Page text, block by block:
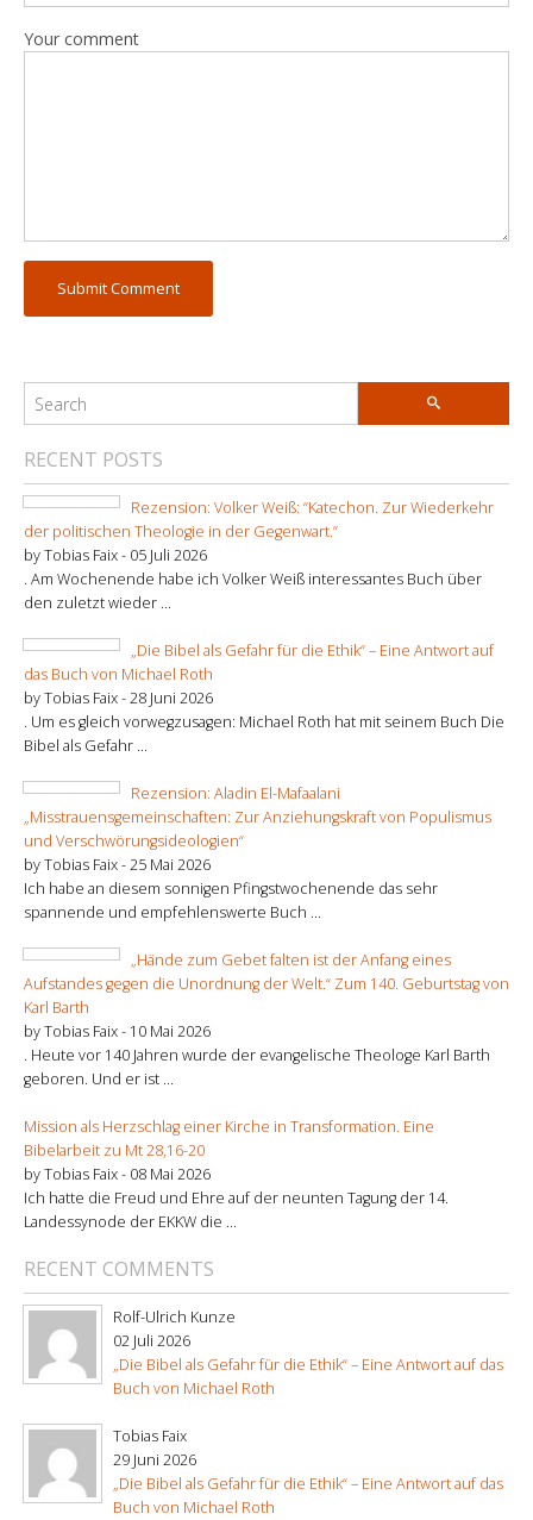
Your comment
RECENT POSTS
Rezension: Volker Weiß: “Katechon. Zur Wiederkehr
der politischen Theologie in der Gegenwart.”
by Tobias Faix - 05 Juli 2026
. Am Wochenende habe ich Volker Weiß interessantes Buch über
den zuletzt wieder ...
„Die Bibel als Gefahr für die Ethik“ – Eine Antwort auf
das Buch von Michael Roth
by Tobias Faix -28 Juni 2026
. Um es gleich vorwegzusagen: Michael Roth hat mit seinem Buch Die
Bibel als Gefahr ...
Rezension: Aladin El-Mafaalani
„Misstrauensgemeinschaften: Zur Anziehungskraft von Populismus
und Verschwörungsideologien“
by Tobias Faix -25 Mai 2026
Ich habe an diesem sonnigen Pfingstwochenende das sehr
spannende und empfehlenswerte Buch ...
„Hände zum Gebet falten ist der Anfang eines
Aufstandes gegen die Unordnung der Welt.“ Zum 140. Geburtstag von
Karl Barth
by Tobias Faix - 10 Mai 2026
. Heute vor 140 Jahren wurde der evangelische Theologe Karl Barth
geboren. Und er ist ...
Mission als Herzschlag einer Kirche in Transformation. Eine
Bibelarbeit zu Mt 28,16-20
by Tobias Faix - 08 Mai 2026
Ich hatte die Freud und Ehre auf der neunten Tagung der 14.
Landessynode der EKKW die ...
RECENT COMMENTS
Rolf-Ulrich Kunze
02 Juli 2026
„Die Bibel als Gefahr für die Ethik“ – Eine Antwort auf das
Buch von Michael Roth
Tobias Faix
29 Juni 2026
„Die Bibel als Gefahr für die Ethik“ – Eine Antwort auf das
Buch von Michael Roth